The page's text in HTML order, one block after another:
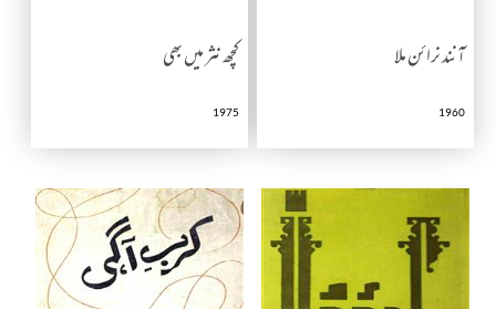
آنند نرائن ملا
1960
کچھ نثر میں بھی
1975